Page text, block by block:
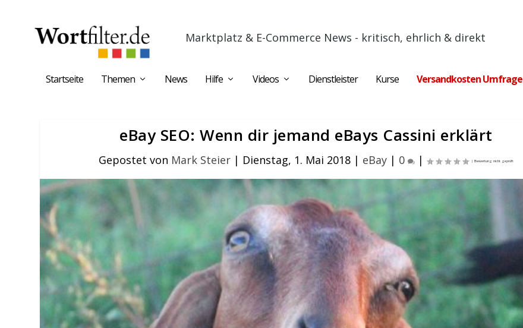
Marktplatz & E-Commerce News - kritisch, ehrlich & direkt
Startseite Themen News Hilfe Videos Dienstleister Kurse Versandkosten Umfrage
eBay SEO: Wenn dir jemand eBays Cassini erklärt
Gepostet von Mark Steier| Dienstag, 1. Mai 2018| eBay| 0 |